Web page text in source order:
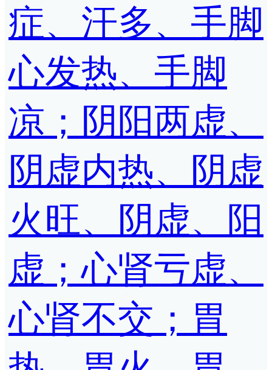
症、汗多、手脚
心发热、手脚
凉；阴阳两虚、
阴虚内热、阴虚
火旺、阴虚、阳
虚；心肾亏虚、
心肾不交；胃